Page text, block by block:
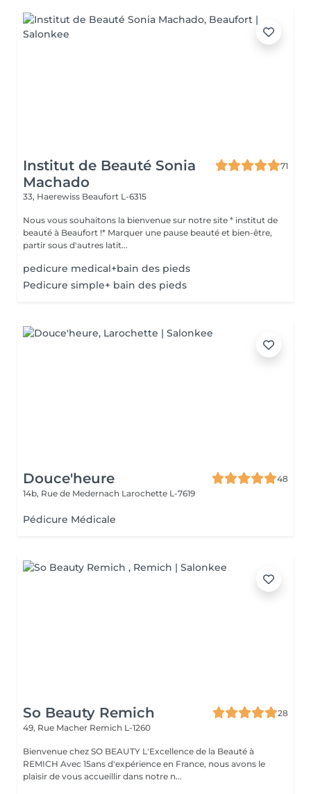
Institut de Beauté Sonia
Machado
71
33, Haerewiss Beaufort L-6315
Nous vous souhaitons la bienvenue sur notre site * institut de
beauté à Beaufort !* Marquer une pause beauté et bien-être,
partir sous d'autres latit...
pedicure medical+bain des pieds
Pedicure simple+ bain des pieds
Douce'heure
48
14b, Rue de Medernach Larochette L-7619
Pédicure Médicale
So Beauty Remich
28
49, Rue Macher Remich L-1260
Bienvenue chez SO BEAUTY L'Excellence de la Beauté à
REMICH Avec 15ans d'expérience en France, nous avons le
plaisir de vous accueillir dans notre n...